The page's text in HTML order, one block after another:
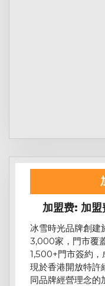
加盟费: 加
冰雪時光品牌創建
3,000家，門市覆
1,500+門市簽約，
現於香港開放特許
同品牌經營理念的